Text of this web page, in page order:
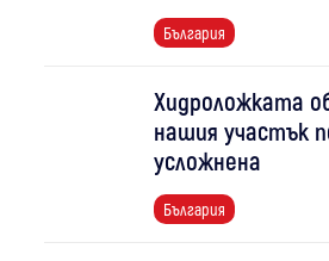
България
Хидроложката
нашия участък
усложнена
България